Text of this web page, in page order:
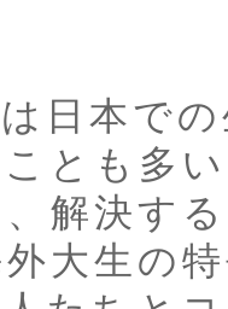
日本で
とも多
解決す
大生の